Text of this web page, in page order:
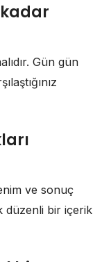
Gün gün
ve sonuç
düzenli bir içerik